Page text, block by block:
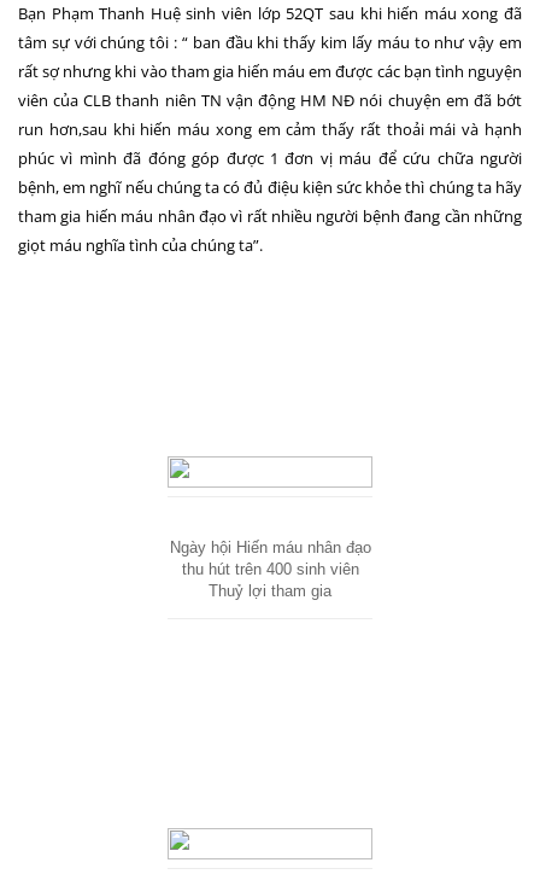
Bạn Phạm Thanh Huệ sinh viên lớp 52QT sau khi hiến máu xong đã
tâm sự với chúng tôi : “ ban đầu khi thấy kim lấy máu to như vậy em
rất sợ nhưng khi vào tham gia hiến máu em được các bạn tình nguyện
viên của CLB thanh niên TN vận động HM NĐ nói chuyện em đã bớt
run hơn,sau khi hiến máu xong em cảm thấy rất thoải mái và hạnh
phúc vì mình đã đóng góp được 1 đơn vị máu để cứu chữa người
bệnh, em nghĩ nếu chúng ta có đủ điệu kiện sức khỏe thì chúng ta hãy
tham gia hiến máu nhân đạo vì rất nhiều người bệnh đang cần những
giọt máu nghĩa tình của chúng ta”.
Ngày hội Hiến máu nhân đạo
thu hút trên 400 sinh viên
Thuỷ lợi tham gia